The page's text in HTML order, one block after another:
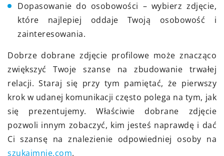
Dopasowanie do osobowości – wybierz zdjęcie,
które najlepiej oddaje Twoją osobowość i
zainteresowania.
Dobrze dobrane zdjęcie profilowe może znacząco
zwiększyć Twoje szanse na zbudowanie trwałej
relacji. Staraj się przy tym pamiętać, że pierwszy
krok w udanej komunikacji często polega na tym, jak
się prezentujemy. Właściwie dobrane zdjęcie
pozwoli innym zobaczyć, kim jesteś naprawdę i dać
Ci szansę na znalezienie odpowiedniej osoby na
szukajmnie.com.